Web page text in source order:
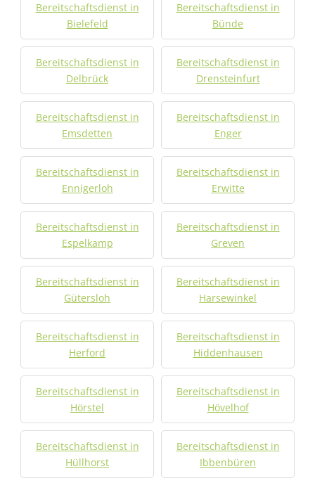
Bereitschaftsdienst in
Bielefeld
Bereitschaftsdienst in
Bünde
Bereitschaftsdienst in
Delbrück
Bereitschaftsdienst in
Drensteinfurt
Bereitschaftsdienst in
Emsdetten
Bereitschaftsdienst in
Enger
Bereitschaftsdienst in
Ennigerloh
Bereitschaftsdienst in
Erwitte
Bereitschaftsdienst in
Espelkamp
Bereitschaftsdienst in
Greven
Bereitschaftsdienst in
Gütersloh
Bereitschaftsdienst in
Harsewinkel
Bereitschaftsdienst in
Herford
Bereitschaftsdienst in
Hiddenhausen
Bereitschaftsdienst in
Hörstel
Bereitschaftsdienst in
Hövelhof
Bereitschaftsdienst in
Hüllhorst
Bereitschaftsdienst in
Ibbenbüren